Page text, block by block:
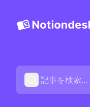
Blog
日本語